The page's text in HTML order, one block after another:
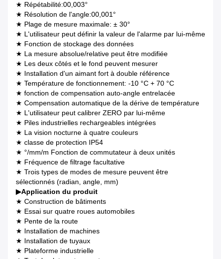
★ Répétabilité:00,003°
★ Résolution de l'angle:00,001°
★ Plage de mesure maximale: ± 30°
★ L'utilisateur peut définir la valeur de l'alarme par lui-même
★ Fonction de stockage des données
★ La mesure absolue/relative peut être modifiée
★ Les deux côtés et le fond peuvent mesurer
★ Installation d'un aimant fort à double référence
★ Température de fonctionnement: -10 °C + 70 °C
★ fonction de compensation auto-angle entrelacée
★ Compensation automatique de la dérive de température
★ L'utilisateur peut calibrer ZERO par lui-même
★ Piles industrielles rechargeables intégrées
★ La vision nocturne à quatre couleurs
★ classe de protection IP54
★ °/mm/m Fonction de commutateur à deux unités
★ Fréquence de filtrage facultative
★ Trois types de modes de mesure peuvent être
sélectionnés (radian, angle, mm)
▶Application du produit
★ Construction de bâtiments
★ Essai sur quatre roues automobiles
★ Pente de la route
★ Installation de machines
★ Installation de tuyaux
★ Plateforme industrielle